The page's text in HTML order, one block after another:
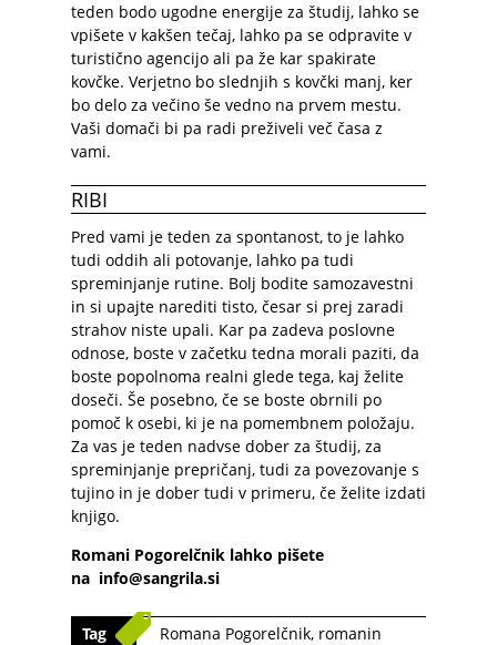
teden bodo ugodne energije za študij, lahko se
vpišete v kakšen tečaj, lahko pa se odpravite v
turistično agencijo ali pa že kar spakirate
kovčke. Verjetno bo slednjih s kovčki manj, ker
bo delo za večino še vedno na prvem mestu.
Vaši domači bi pa radi preživeli več časa z
vami.
RIBI
Pred vami je teden za spontanost, to je lahko
tudi oddih ali potovanje, lahko pa tudi
spreminjanje rutine. Bolj bodite samozavestni
in si upajte narediti tisto, česar si prej zaradi
strahov niste upali. Kar pa zadeva poslovne
odnose, boste v začetku tedna morali paziti, da
boste popolnoma realni glede tega, kaj želite
doseči. Še posebno, če se boste obrnili po
pomoč k osebi, ki je na pomembnem položaju.
Za vas je teden nadvse dober za študij, za
spreminjanje prepričanj, tudi za povezovanje s
tujino in je dober tudi v primeru, če želite izdati
knjigo.
Romani Pogorelčnik lahko pišete
na info@sangrila.si
Tag Romana Pogorelčnik, romanin